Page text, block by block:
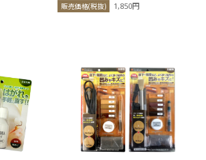
販売価格(税抜) 1,850円